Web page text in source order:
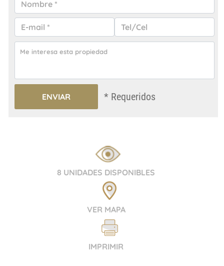
* Requeridos
8 UNIDADES DISPONIBLES
VER MAPA
IMPRIMIR